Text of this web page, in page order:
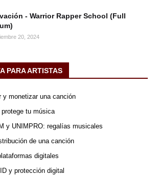
- Warrior Rapper School (Full
20, 2024
PARA ARTISTAS
y monetizar una canción
tu música
y UNIMPRO: regalías musicales
de una canción
digitales
y protección digital